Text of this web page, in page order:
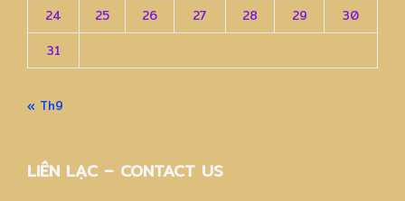
24
25 26 27 28 29
30
31
« Th9
LIÊN LẠC – CONTACT US